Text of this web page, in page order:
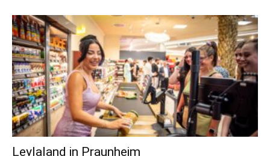
Leylaland in Praunheim